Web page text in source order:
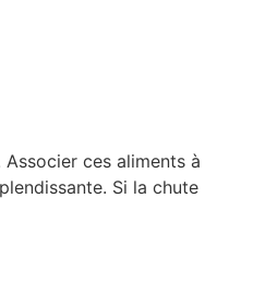
ces aliments à
Si la chute